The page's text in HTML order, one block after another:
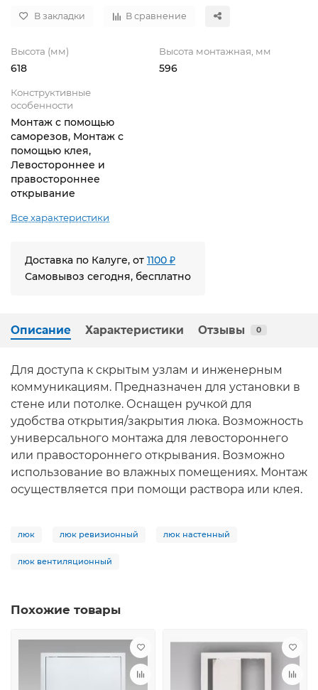
В закладки В сравнение
Высота (мм)
618
Высота монтажная, мм
596
Конструктивные
особенности
Монтаж с помощью
саморезов, Монтаж с
помощью клея,
Левостороннее и
правостороннее
открывание
Все характеристики
Доставка по Калуге, от 1100 ₽
Самовывоз сегодня, бесплатно
Описание Характеристики Отзывы 0
Для доступа к скрытым узлам и инженерным
коммуникациям. Предназначен для установки в
стене или потолке. Оснащен ручкой для
удобства открытия/закрытия люка. Возможность
универсального монтажа для левостороннего
или правостороннего открывания. Возможно
использование во влажных помещениях. Монтаж
осуществляется при помощи раствора или клея.
люк люк ревизионный люк настенный
люк вентиляционный
Похожие товары